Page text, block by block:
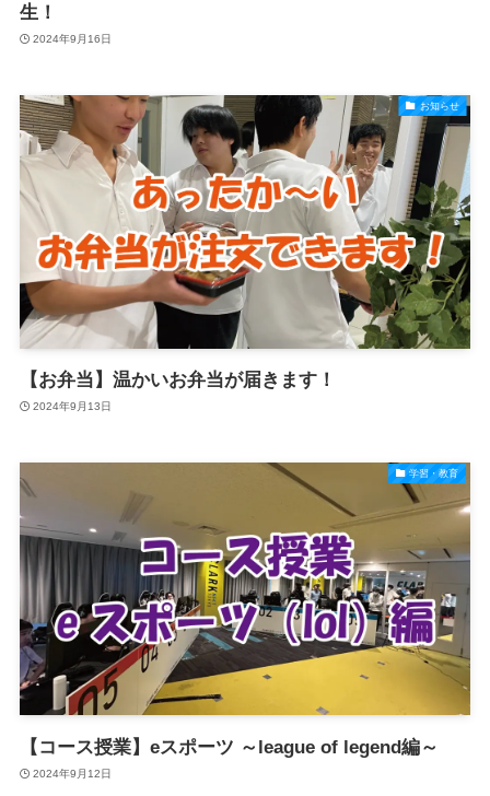
生！
2024年9月16日
お知らせ
【お弁当】温かいお弁当が届きます！
2024年9月13日
学習・教育
【コース授業】eスポーツ ～league of legend編～
2024年9月12日